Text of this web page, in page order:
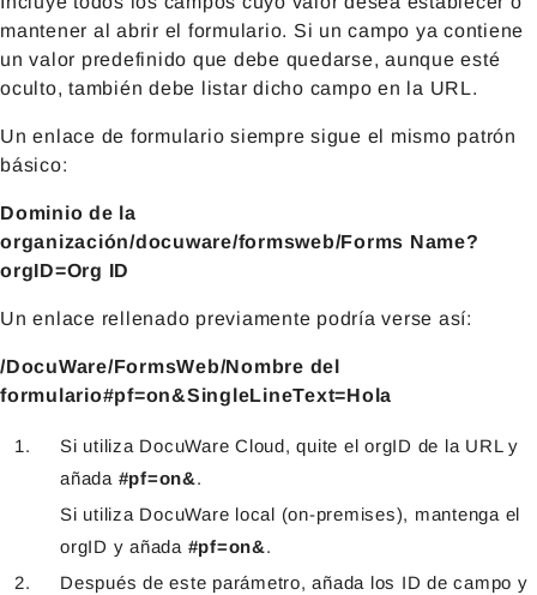
mantener al abrir el formulario. Si un campo ya contiene
un valor predefinido que debe quedarse, aunque esté
oculto, también debe listar dicho campo en la URL.
Un enlace de formulario siempre sigue el mismo patrón
básico:
Dominio de la
organización/docuware/formsweb/Forms Name?
orgID=Org ID
Un enlace rellenado previamente podría verse así:
/DocuWare/FormsWeb/Nombre del
formulario#pf=on&SingleLineText=Hola
Si utiliza DocuWare Cloud, quite el orgID de la URL y
añada #pf=on&.
Si utiliza DocuWare local (on-premises), mantenga el
orgID y añada #pf=on&.
Después de este parámetro, añada los ID de campo y